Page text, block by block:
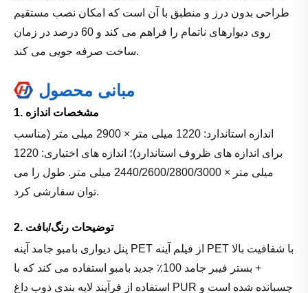
طراحی بدون درز و منطبق با آن است که امکان نصب مستقیم
روی دیوارهای ناتمام را فراهم می کند و 60 درصد در زمان
ساخت صرفه جویی می کند.
مبانی محصول
1. مشخصات اندازه
اندازه استاندارد: 1220 میلی متر × 2900 میلی متر (مناسب
برای اندازه های ظروف استاندارد)؛ اندازه های اختیاری: 1220
میلی متر × 2440/2600/2800/3000 میلی متر. طول را می
توان سفارشی کرد.
2. توضیحات رنگ/بافت
پنل دیواری بامبو جامد آینه PET از فیلم آینه PET با شفافیت بالا
+ بستر فیبر جامد 100٪ جدید بامبو استفاده می کند که با
استفاده از فرآیند لایه بندی ذوب داغ PUR چسبانده شده است و